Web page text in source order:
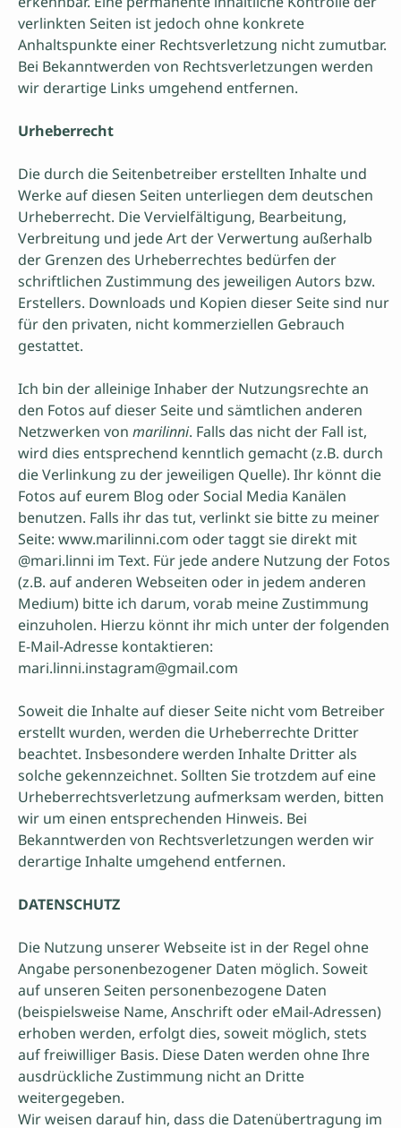
verlinkten Seiten ist jedoch ohne konkrete
Anhaltspunkte einer Rechtsverletzung nicht zumutbar.
Bei Bekanntwerden von Rechtsverletzungen werden
wir derartige Links umgehend entfernen.
Urheberrecht
Die durch die Seitenbetreiber erstellten Inhalte und
Werke auf diesen Seiten unterliegen dem deutschen
Urheberrecht. Die Vervielfältigung, Bearbeitung,
Verbreitung und jede Art der Verwertung außerhalb
der Grenzen des Urheberrechtes bedürfen der
schriftlichen Zustimmung des jeweiligen Autors bzw.
Erstellers. Downloads und Kopien dieser Seite sind nur
für den privaten, nicht kommerziellen Gebrauch
gestattet.
Ich bin der alleinige Inhaber der Nutzungsrechte an
den Fotos auf dieser Seite und sämtlichen anderen
Netzwerken von marilinni. Falls das nicht der Fall ist,
wird dies entsprechend kenntlich gemacht (z.B. durch
die Verlinkung zu der jeweiligen Quelle). Ihr könnt die
Fotos auf eurem Blog oder Social Media Kanälen
benutzen. Falls ihr das tut, verlinkt sie bitte zu meiner
Seite: www.marilinni.com oder taggt sie direkt mit
@mari.linni im Text. Für jede andere Nutzung der Fotos
(z.B. auf anderen Webseiten oder in jedem anderen
Medium) bitte ich darum, vorab meine Zustimmung
einzuholen. Hierzu könnt ihr mich unter der folgenden
E-Mail-Adresse kontaktieren:
mari.linni.instagram@gmail.com
Soweit die Inhalte auf dieser Seite nicht vom Betreiber
erstellt wurden, werden die Urheberrechte Dritter
beachtet. Insbesondere werden Inhalte Dritter als
solche gekennzeichnet. Sollten Sie trotzdem auf eine
Urheberrechtsverletzung aufmerksam werden, bitten
wir um einen entsprechenden Hinweis. Bei
Bekanntwerden von Rechtsverletzungen werden wir
derartige Inhalte umgehend entfernen.
DATENSCHUTZ
Die Nutzung unserer Webseite ist in der Regel ohne
Angabe personenbezogener Daten möglich. Soweit
auf unseren Seiten personenbezogene Daten
(beispielsweise Name, Anschrift oder eMail-Adressen)
erhoben werden, erfolgt dies, soweit möglich, stets
auf freiwilliger Basis. Diese Daten werden ohne Ihre
ausdrückliche Zustimmung nicht an Dritte
weitergegeben.
Wir weisen darauf hin, dass die Datenübertragung im